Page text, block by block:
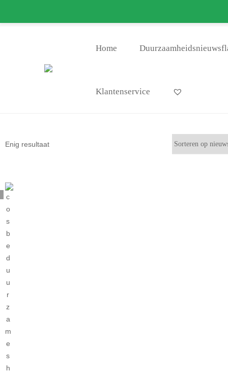
Zero
Home
Klantenservice
Enig resultaat